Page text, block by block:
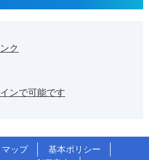
ク
ンで可能です
ップ
基本ポリシー